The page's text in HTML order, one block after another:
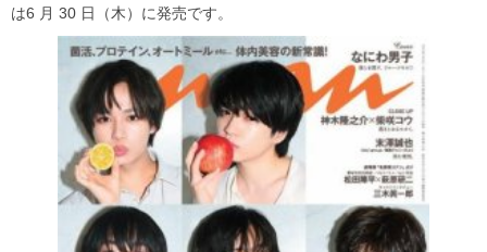
は6 月 30 日（木）に発売です。